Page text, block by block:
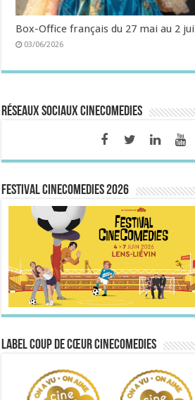
Box-Office français du 27 mai au 2
03/06/2026
Réseaux sociaux CineComedies
FESTIVAL CINECOMEDIES 2026
Label Coup de Cœur CineComedies